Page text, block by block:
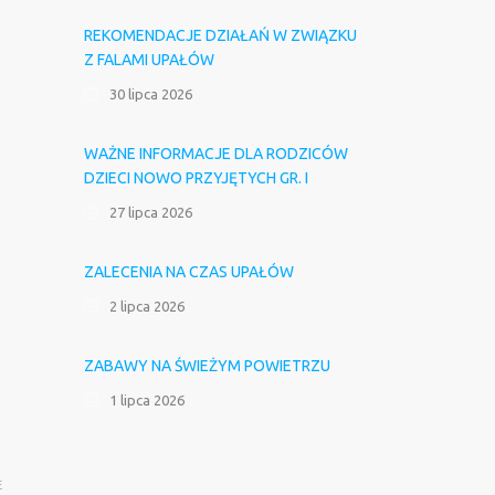
REKOMENDACJE DZIAŁAŃ W ZWIĄZKU
Z FALAMI UPAŁÓW
30 lipca 2026
WAŻNE INFORMACJE DLA RODZICÓW
DZIECI NOWO PRZYJĘTYCH GR. I
27 lipca 2026
ZALECENIA NA CZAS UPAŁÓW
2 lipca 2026
ZABAWY NA ŚWIEŻYM POWIETRZU
1 lipca 2026